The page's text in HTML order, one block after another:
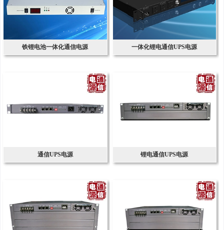
铁锂电池一体化通信电源 一体化锂电通信UPS电源
通信UPS电源 锂电通信UPS电源